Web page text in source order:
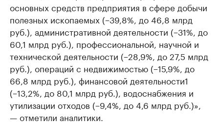
основных средств предприятия в сфере добычи
полезных ископаемых (−39,8%, до 46,8 млрд
руб.), административной деятельности (−31%, до
60,1 млрд руб.), профессиональной, научной и
технической деятельности (−28,9%, до 27,5 млрд
руб.), операций с недвижимостью (−15,9%, до
66,8 млрд руб.), финансовой деятельности1
(−13,2%, до 80,1 млрд руб.), водоснабжения и
утилизации отходов (−9,4%, до 4,6 млрд руб.)»,
— отметили аналитики.